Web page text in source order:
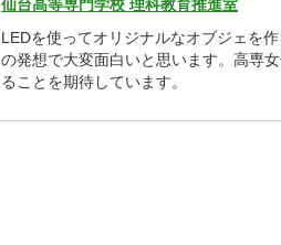
仙台高等専門学校 理科教育推進室
LEDを使ってオリジナルなオブジェを
の発想で大変面白いと思います。高専
ることを期待しています。